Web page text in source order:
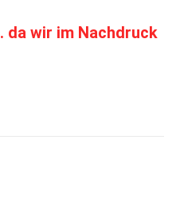
da wir im Nachdruck